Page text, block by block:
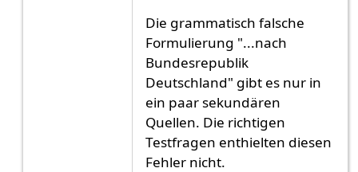
Die grammatisch falsche
Formulierung "...nach
Bundesrepublik
Deutschland" gibt es nur in
ein paar sekundären
Quellen. Die richtigen
Testfragen enthielten diesen
Fehler nicht.